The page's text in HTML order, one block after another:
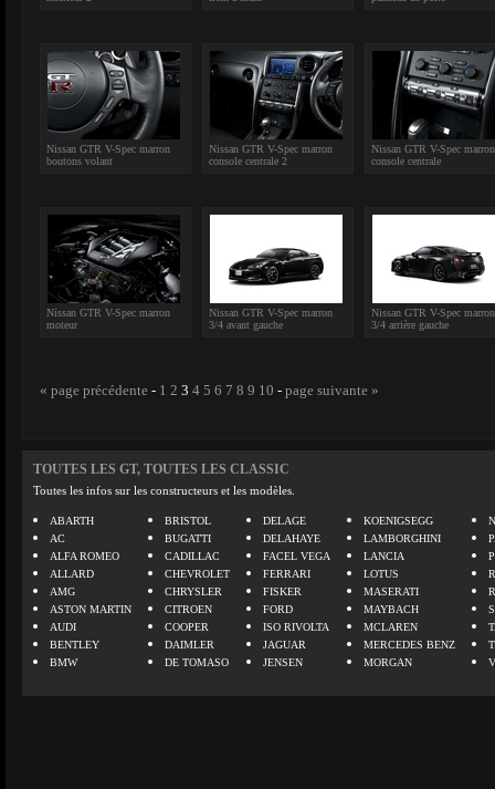
Nissan GTR V-Spec marron
boutons volant
Nissan GTR V-Spec marron
console centrale 2
Nissan GTR V-Spec marron
console centrale
Nissan GTR V-Spec marron
moteur
Nissan GTR V-Spec marron
3/4 avant gauche
Nissan GTR V-Spec marron
3/4 arrière gauche
« page précédente - 1 2 3 4 5 6 7 8 9 10 - page suivante »
TOUTES LES GT, TOUTES LES CLASSIC
Toutes les infos sur les constructeurs et les modèles.
ABARTH
AC
ALFA ROMEO
ALLARD
AMG
ASTON MARTIN
AUDI
BENTLEY
BMW
BRISTOL
BUGATTI
CADILLAC
CHEVROLET
CHRYSLER
CITROEN
COOPER
DAIMLER
DE TOMASO
DELAGE
DELAHAYE
FACEL VEGA
FERRARI
FISKER
FORD
ISO RIVOLTA
JAGUAR
JENSEN
KOENIGSEGG
LAMBORGHINI
LANCIA
LOTUS
MASERATI
MAYBACH
MCLAREN
MERCEDES BENZ
MORGAN